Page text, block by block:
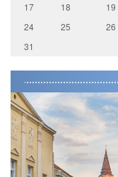
17
18 19
24
25 26
31